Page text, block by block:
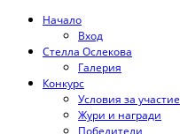
Начало
Вход
Стелла Ослекова
Галерия
Конкурс
Условия за участие
Жури и награди
Победители